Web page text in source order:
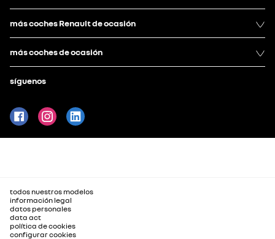
más coches Renault de ocasión
más coches de ocasión
síguenos
todos nuestros modelos
información legal
datos personales
data act
política de cookies
configurar cookies